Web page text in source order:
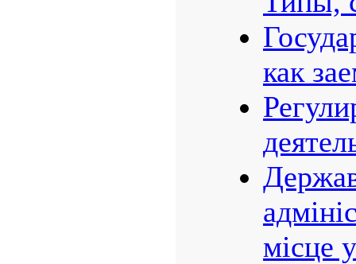
как
місце